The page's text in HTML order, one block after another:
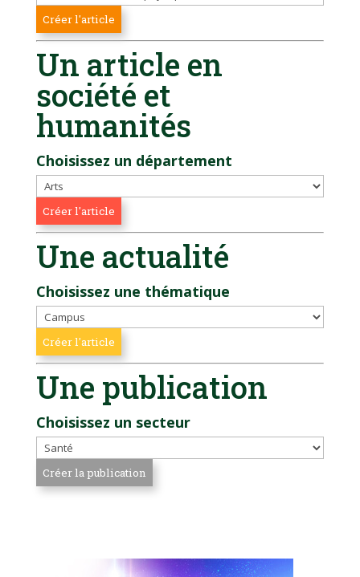
Un article en
société et
humanités
Choisissez un département
Une actualité
Choisissez une thématique
Une publication
Choisissez un secteur